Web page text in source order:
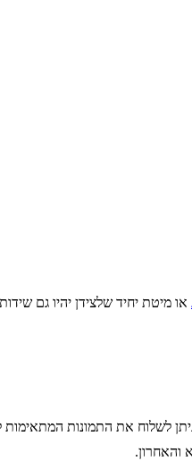
או מיטת יחיד שלצידן יהיו גם
לשלוח את התמונות המתאימות
והאחרון.